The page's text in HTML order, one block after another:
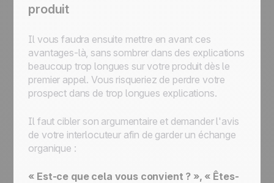
produit
Il vous faudra ensuite mettre en avant ces
avantages-là, sans sombrer dans des explications
beaucoup trop longues sur votre produit dès le
premier appel. Vous risqueriez de perdre votre
prospect dans de trop longues explications.
Il faut cibler son argumentaire et demander l'avis
de votre interlocuteur afin de garder un échange
organique :
« Est-ce que cela vous convient ? », « Êtes-